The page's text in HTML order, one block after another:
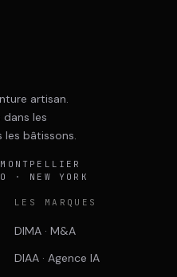
artisan.
dans les
les bâtissons.
· NEW YORK
LES MARQUES
DIMA · M&A
DIAA · Agence IA